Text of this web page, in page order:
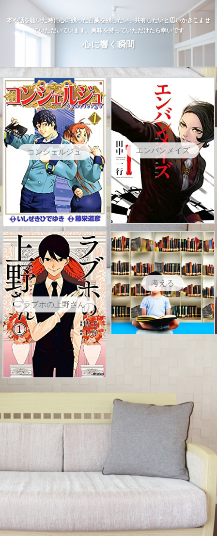
本や話を聴いた時に心に残った言葉を残したい、共有したいと思いかきこませ
ていただいています、興味を持っていただけたら幸いです
心に響く瞬間
コンシェルジュ エンバンメイズ
ラブホの上野さん
考える